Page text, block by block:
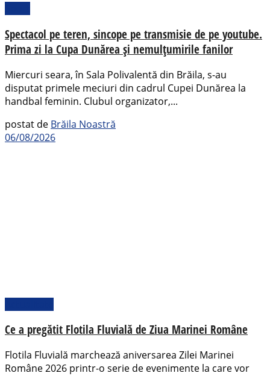
Spectacol pe teren, sincope pe transmisie de pe youtube.
Prima zi la Cupa Dunărea și nemulțumirile fanilor
Miercuri seara, în Sala Polivalentă din Brăila, s-au
disputat primele meciuri din cadrul Cupei Dunărea la
handbal feminin. Clubul organizator,...
postat de Brăila Noastră
06/08/2026
Ce a pregătit Flotila Fluvială de Ziua Marinei Române
Flotila Fluvială marchează aniversarea Zilei Marinei
Române 2026 printr-o serie de evenimente la care vor